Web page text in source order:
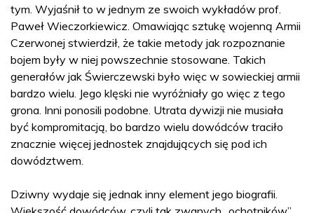
tym. Wyjaśnił to w jednym ze swoich wykładów prof.
Paweł Wieczorkiewicz. Omawiając sztukę wojenną Armii
Czerwonej stwierdził, że takie metody jak rozpoznanie
bojem były w niej powszechnie stosowane. Takich
generałów jak Świerczewski było więc w sowieckiej armii
bardzo wielu. Jego klęski nie wyróżniały go więc z tego
grona. Inni ponosili podobne. Utrata dywizji nie musiała
być kompromitacją, bo bardzo wielu dowódców traciło
znacznie więcej jednostek znajdujących się pod ich
dowództwem.
Dziwny wydaje się jednak inny element jego biografii.